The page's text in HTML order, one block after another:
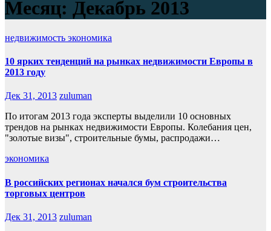
Месяц: Декабрь 2013
недвижимость экономика
10 ярких тенденций на рынках недвижимости Европы в
2013 году
Дек 31, 2013 zuluman
По итогам 2013 года эксперты выделили 10 основных
трендов на рынках недвижимости Европы. Колебания цен,
"золотые визы", строительные бумы, распродажи…
экономика
В российских регионах начался бум строительства
торговых центров
Дек 31, 2013 zuluman